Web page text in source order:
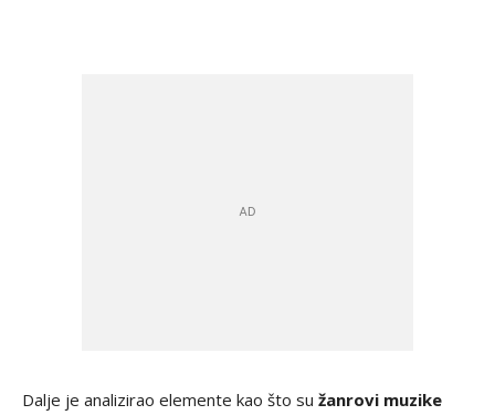
Dalje je analizirao elemente kao što su žanrovi muzike